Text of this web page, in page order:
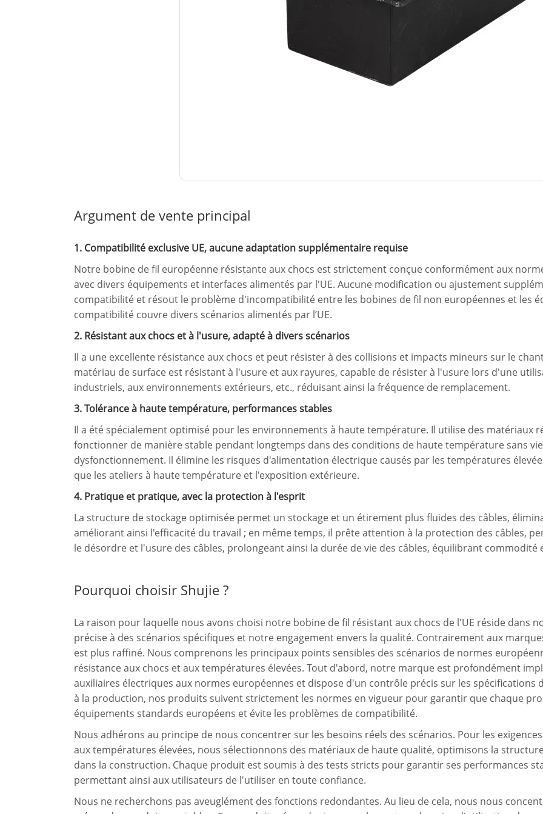
Argument de vente principal
1. Compatibilité exclusive UE, aucune adaptation supplémentaire requise
Notre bobine de fil européenne résistante aux chocs est strictement conçue conformément aux
avec divers équipements et interfaces alimentés par l'UE. Aucune modification ou ajustement
compatibilité et résout le problème d'incompatibilité entre les bobines de fil non européennes et les
compatibilité couvre divers scénarios alimentés par l’UE.
2. Résistant aux chocs et à l'usure, adapté à divers scénarios
Il a une excellente résistance aux chocs et peut résister à des collisions et impacts mineurs sur le
matériau de surface est résistant à l'usure et aux rayures, capable de résister à l'usure lors d'une
industriels, aux environnements extérieurs, etc., réduisant ainsi la fréquence de remplacement.
3. Tolérance à haute température, performances stables
Il a été spécialement optimisé pour les environnements à haute température. Il utilise des matériaux
fonctionner de manière stable pendant longtemps dans des conditions de haute température sans
dysfonctionnement. Il élimine les risques d'alimentation électrique causés par les températures
que les ateliers à haute température et l'exposition extérieure.
4. Pratique et pratique, avec la protection à l'esprit
La structure de stockage optimisée permet un stockage et un étirement plus fluides des câbles,
améliorant ainsi l'efficacité du travail ; en même temps, il prête attention à la protection des câbles,
le désordre et l'usure des câbles, prolongeant ainsi la durée de vie des câbles, équilibrant commodité
Pourquoi choisir Shujie ?
La raison pour laquelle nous avons choisi notre bobine de fil résistant aux chocs de l'UE réside dans
précise à des scénarios spécifiques et notre engagement envers la qualité. Contrairement aux
est plus raffiné. Nous comprenons les principaux points sensibles des scénarios de normes
résistance aux chocs et aux températures élevées. Tout d'abord, notre marque est profondément
auxiliaires électriques aux normes européennes et dispose d'un contrôle précis sur les spécifications
à la production, nos produits suivent strictement les normes en vigueur pour garantir que chaque
équipements standards européens et évite les problèmes de compatibilité.
Nous adhérons au principe de nous concentrer sur les besoins réels des scénarios. Pour les
aux températures élevées, nous sélectionnons des matériaux de haute qualité, optimisons la
dans la construction. Chaque produit est soumis à des tests stricts pour garantir ses performances
permettant ainsi aux utilisateurs de l'utiliser en toute confiance.
Nous ne recherchons pas aveuglément des fonctions redondantes. Au lieu de cela, nous nous